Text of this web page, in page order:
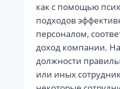
как с помощью
подходов
персоналом,
доход компании.
должности
или иных